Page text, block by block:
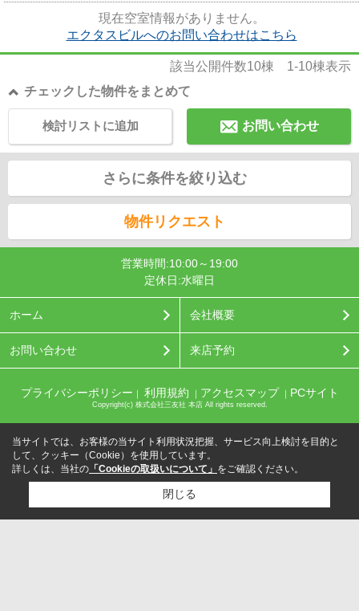
現在空室情報がありません。
エクタスビルへのお問い合わせはこちら
該当公開件数10棟 1-10棟表示
チェックした物件をまとめて
お問い合わせ
検討リストに追加
さらに条件を絞り込む
物件リクエスト
営業時間:10:00～19:00
定休日:水曜日
ホーム 会社概要
お問い合わせ 来店予約
プライバシーポリシー 利用規約 アクセスマップ PCサイト
Copyright(c) 株式会社三友社 本店 All rights reserved.
当サイトでは、お客様の当サイト利用状況把握、サービス向上検討を目的と
して、クッキー（Cookie）を使用しています。
詳しくは、当社の 「Cookieの取扱いについて」 をご確認ください。
閉じる